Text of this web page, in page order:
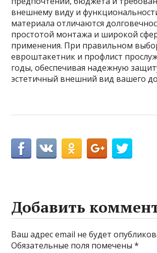
внешнему виду и
материала отличаются
простотой монтажа и широкой
применения. При правильном
евроштакетник и профлист
годы, обеспечивая надежную
эстетичный внешний вид вашего
Добавить
Ваш адрес email не будет
Обязательные поля помечены*